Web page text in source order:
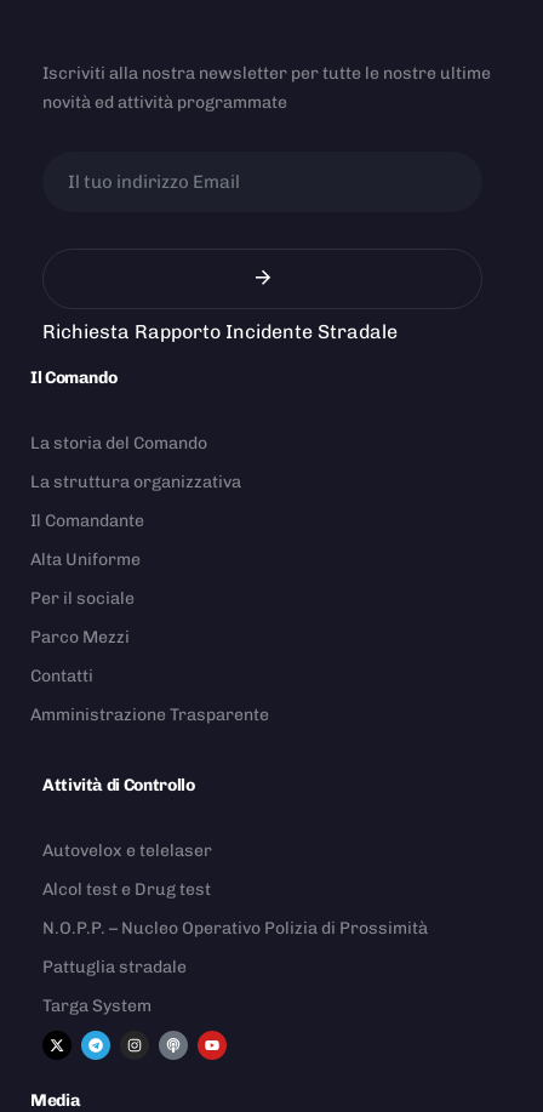
Iscriviti alla nostra newsletter per tutte le nostre ultime
novità ed attività programmate
Richiesta Rapporto Incidente Stradale
Il Comando
La storia del Comando
La struttura organizzativa
Il Comandante
Alta Uniforme
Per il sociale
Parco Mezzi
Contatti
Amministrazione Trasparente
Attività di Controllo
Autovelox e telelaser
Alcol test e Drug test
N.O.P.P. – Nucleo Operativo Polizia di Prossimità
Pattuglia stradale
Targa System
Media